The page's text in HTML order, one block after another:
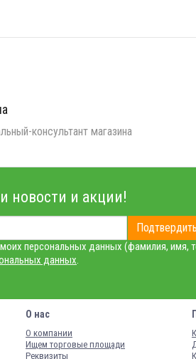
консультант магазина
новости и акции!
Подтвердить
персональных данных (фамилия, имя,
данных.
О нас
О компании
Ищем торговые площади
Реквизиты